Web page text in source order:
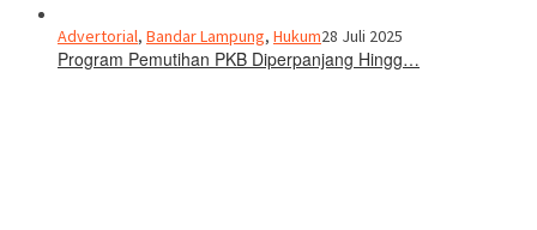
Advertorial, Bandar Lampung, Hukum28 Juli 2025
Program Pemutihan PKB Diperpanjang Hingg…